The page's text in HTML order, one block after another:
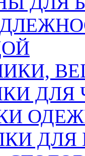
ДЛЯ
ДЛЯ